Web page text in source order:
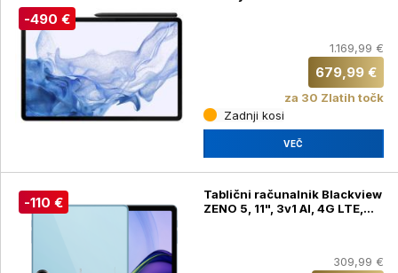
-490 €
1.169,99 €
679,99 €
za 30 Zlatih točk
Zadnji kosi
VEČ
-110 €
Tablični računalnik Blackview
ZENO 5, 11", 3v1 AI, 4G LTE,
(ZENO 5) + brezžične slušalke
309,99 €